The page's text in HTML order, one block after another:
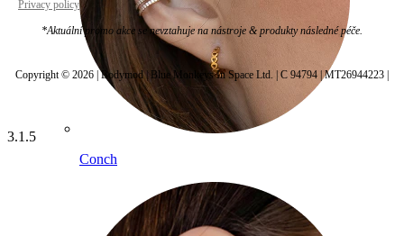
Conch
Privacy policy Cookie settings
*Aktuální promo akce se nevztahuje na nástroje & produkty následné péče.
Copyright © 2026 | Bodymod | Blue Monkeys In Space Ltd. | C 94794 | MT26944223 |
3.1.5